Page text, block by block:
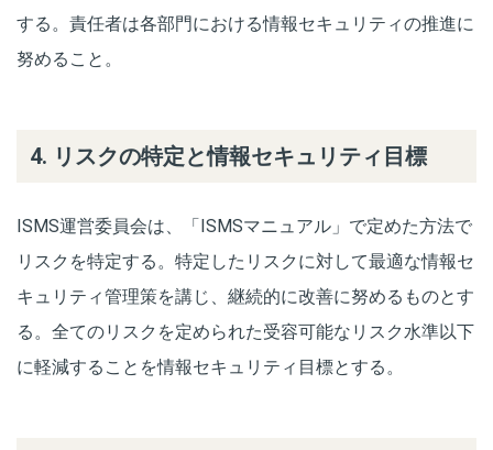
する。責任者は各部門における情報セキュリティの推進に
努めること。
4. リスクの特定と情報セキュリティ目標
ISMS運営委員会は、「ISMSマニュアル」で定めた方法で
リスクを特定する。特定したリスクに対して最適な情報セ
キュリティ管理策を講じ、継続的に改善に努めるものとす
る。全てのリスクを定められた受容可能なリスク水準以下
に軽減することを情報セキュリティ目標とする。